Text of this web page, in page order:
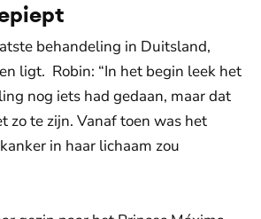
behandeling in Duitsland,
ligt. Robin: “In het begin leek het
nog iets had gedaan, maar dat
zo te zijn. Vanaf toen was het
in haar lichaam zou